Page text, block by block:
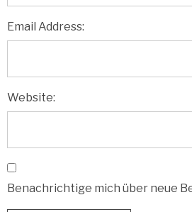
Email Address:
Website:
Benachrichtige mich über neue